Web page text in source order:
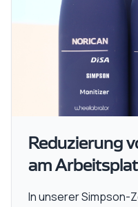
Reduzierung
am
In unserer Simpson-